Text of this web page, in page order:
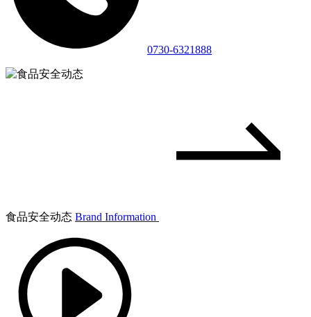
0730-6321888
食品安全动态 Brand Information